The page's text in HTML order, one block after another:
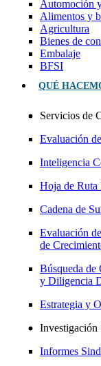
Automoción
Alimentos y
Agricultura
Bienes de
Embalaje
BFSI
QUÉ
Servicios de
Evaluación
Inteligencia
Hoja de Ruta
Cadena de
Evaluación
de
Búsqueda de
y Diligencia
Estrategia y
Investigación
Informes